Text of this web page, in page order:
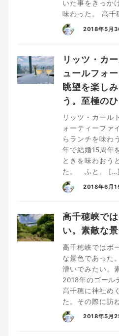
いた事をきっか
味わった。 高
2018年5月
リッツ・カ
ュールフォ
眺望を楽し
う。至極のひ
リッツ・カール
ォーティーファ
らランチを味わ
年で結婚15周年
ときを味わおう
た。 ふと、 […]
2018年6月
高千穂峡で
い。素敵な景
高千穂峡ではボ
な景色であった
漕いでみたい。
2018年のゴール
高千穂に神社め
た。その際に訪
2018年5月